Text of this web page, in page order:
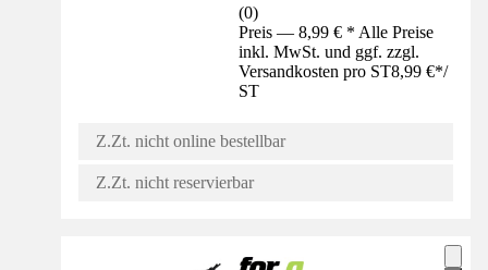
(0)
Preis — 8,99 € * Alle Preise
inkl. MwSt. und ggf. zzgl.
Versandkosten pro ST8,99 €*/
ST
Z.Zt. nicht online bestellbar
Z.Zt. nicht reservierbar